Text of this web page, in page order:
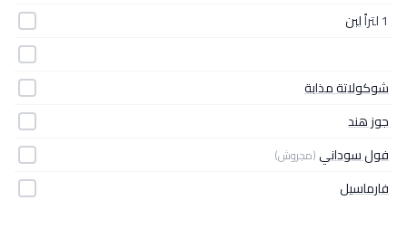
1 لتراً
لبن
شوكولاتة مذابة
جوز هند
فول سوداني (مجروش)
فارماسيل